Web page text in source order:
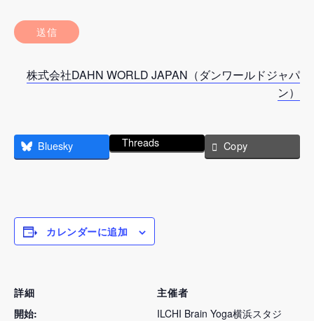
株式会社DAHN WORLD JAPAN（ダンワールドジャパ
ン）
Bluesky Threads Copy
カレンダーに追加
詳細
開始:
主催者
ILCHI Brain Yoga横浜スタジ